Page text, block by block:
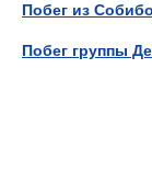
Побег из
Побег группы